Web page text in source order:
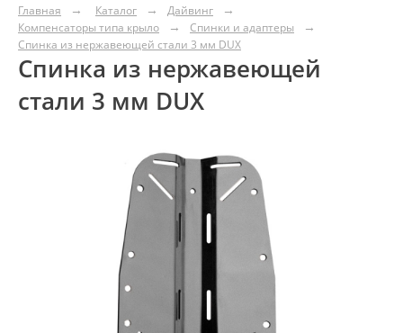
Главная Каталог
Дайвинг
Компенсаторы типа крыло
Спинки и адаптеры
Спинка из нержавеющей стали 3 мм DUX
Спинка из нержавеющей
стали 3 мм DUX